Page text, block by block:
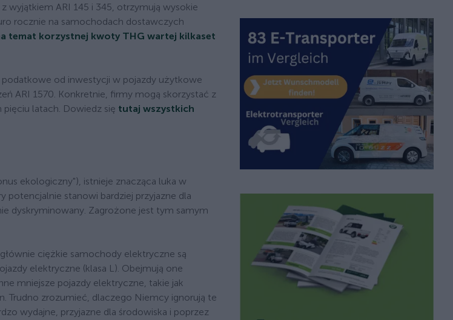
wyjątkiem ARI 145 i 345, otrzymują wysokie
rocznie na samochodach dostawczych
temat korzystnej kwoty THG wartej kilkaset
od inwestycji w pojazdy użytkowe
ARI 1570. Konkretnie, firmy mogą skorzystać z
latach. Dowiedz się tutaj wszystkich
ekologiczny"), istnieje znacząca luka w
potencjalnie stanowi bardziej przyjazne dla
dyskryminowany. Zagrożone jest tym samym
ciężkie samochody elektryczne są
elektryczne (klasa L). Obejmują one
mniejsze pojazdy elektryczne, takie jak
Trudno zrozumieć, dlaczego Niemcy ignorują te
wydajne, przyjazne dla środowiska i poprzez